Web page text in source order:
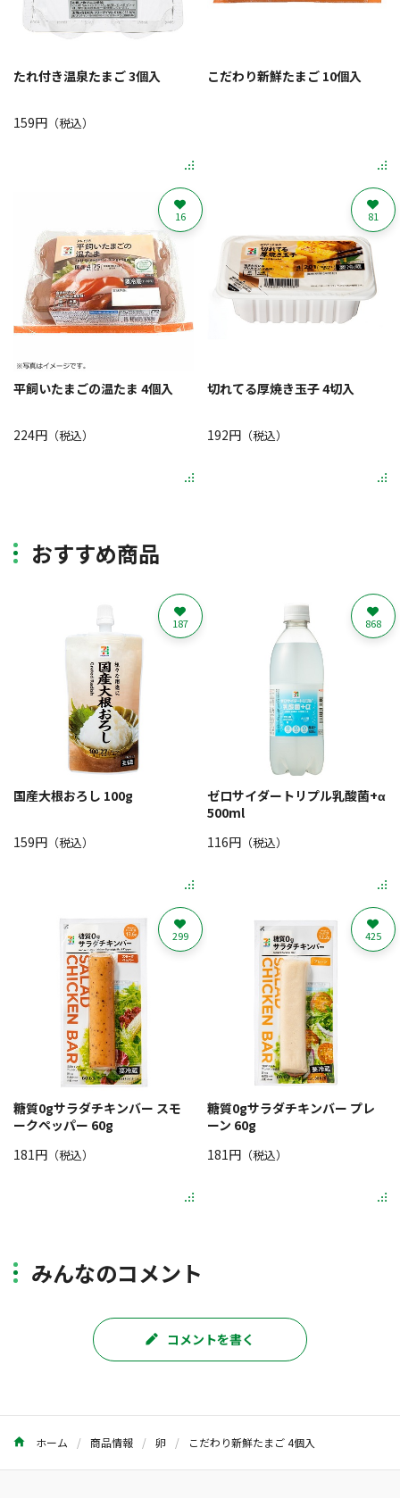
たれ付き温泉たまご 3個入
159円 （税込）
こだわり新鮮たまご 10個入
平飼いたまごの温たま 4個入
224円 （税込）
16
切れてる厚焼き玉子 4切入
192円（税込）
81
おすすめ商品
国産大根おろし 100g
159円 （税込）
187
ゼロサイダートリプル乳酸菌+α
500ml
116円（税込）
868
糖質0gサラダチキンバー スモ
ークペッパー 60g
181円 （税込）
299
糖質0gサラダチキンバー プレ
ーン 60g
181円（税込）
425
みんなのコメント
コメントを書く
ホーム 商品情報 卵 こだわり新鮮たまご 4個入